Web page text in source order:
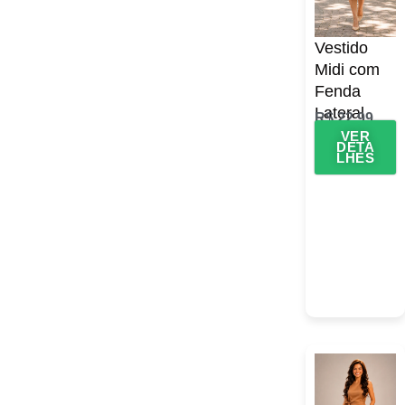
Vestido
Midi com
Fenda
Lateral
R$22,99
VER
DETA
LHES